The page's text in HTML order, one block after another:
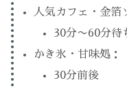
人気カフェ・金箔
30分〜60分待
かき氷・甘味処：
30分前後